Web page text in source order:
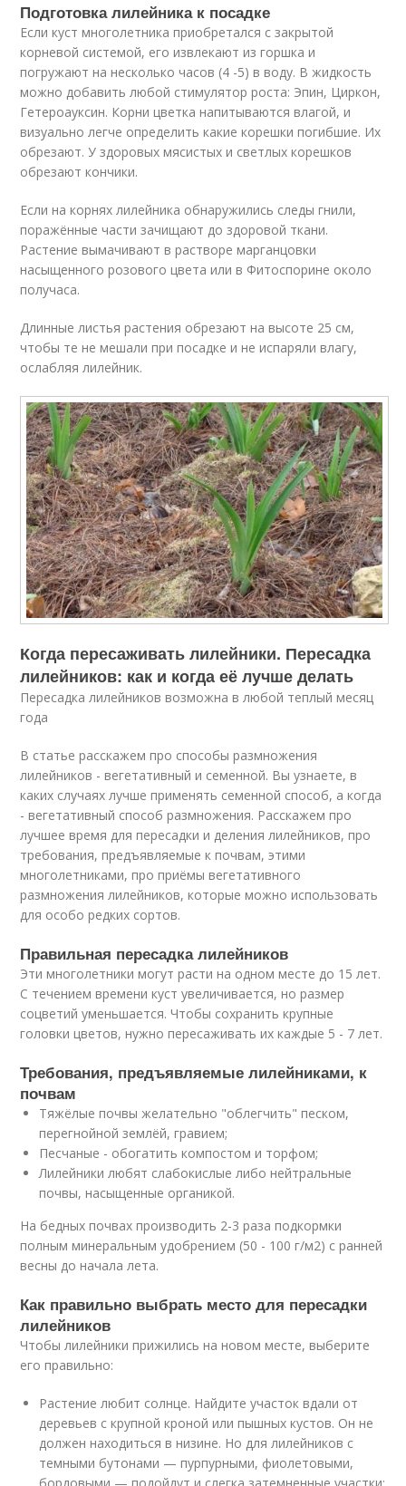
Подготовка лилейника к посадке
Если куст многолетника приобретался с закрытой
корневой системой, его извлекают из горшка и
погружают на несколько часов (4 -5) в воду. В жидкость
можно добавить любой стимулятор роста: Эпин, Циркон,
Гетероауксин. Корни цветка напитываются влагой, и
визуально легче определить какие корешки погибшие. Их
обрезают. У здоровых мясистых и светлых корешков
обрезают кончики.
Если на корнях лилейника обнаружились следы гнили,
поражённые части зачищают до здоровой ткани.
Растение вымачивают в растворе марганцовки
насыщенного розового цвета или в Фитоспорине около
получаса.
Длинные листья растения обрезают на высоте 25 см,
чтобы те не мешали при посадке и не испаряли влагу,
ослабляя лилейник.
Когда пересаживать лилейники. Пересадка
лилейников: как и когда её лучше делать
Пересадка лилейников возможна в любой теплый месяц
года
В статье расскажем про способы размножения
лилейников - вегетативный и семенной. Вы узнаете, в
каких случаях лучше применять семенной способ, а когда
- вегетативный способ размножения. Расскажем про
лучшее время для пересадки и деления лилейников, про
требования, предъявляемые к почвам, этими
многолетниками, про приёмы вегетативного
размножения лилейников, которые можно использовать
для особо редких сортов.
Правильная пересадка лилейников
Эти многолетники могут расти на одном месте до 15 лет.
С течением времени куст увеличивается, но размер
соцветий уменьшается. Чтобы сохранить крупные
головки цветов, нужно пересаживать их каждые 5 - 7 лет.
Требования, предъявляемые лилейниками, к
почвам
Тяжёлые почвы желательно "облегчить" песком,
перегнойной землёй, гравием;
Песчаные - обогатить компостом и торфом;
Лилейники любят слабокислые либо нейтральные
почвы, насыщенные органикой.
На бедных почвах производить 2-3 раза подкормки
полным минеральным удобрением (50 - 100 г/м2) с ранней
весны до начала лета.
Как правильно выбрать место для пересадки
лилейников
Чтобы лилейники прижились на новом месте, выберите
его правильно:
Растение любит солнце. Найдите участок вдали от
деревьев с крупной кроной или пышных кустов. Он не
должен находиться в низине. Но для лилейников с
темными бутонами — пурпурными, фиолетовыми,